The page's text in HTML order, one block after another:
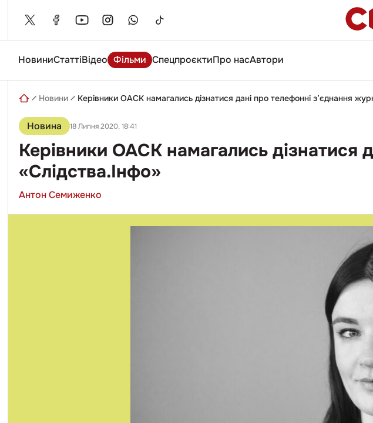
content
НовиниСтаттіВідео Фільми СпецпроєктиПро насАвтори
Введіть
Новини Керівники ОАСК намагались дізнатися дані про телефонні з’єднання
Новина 18 Липня 2020, 18:41
Керівники ОАСК намагались дізнатися
«Слідства.Інфо»
Антон Семиженко